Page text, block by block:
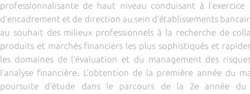
professionnalisante de haut niveau conduisant à
d’encadrement et de direction au sein d’établissements
au souhait des milieux professionnels à la recherche de
produits et marchés financiers les plus sophistiqués et
les domaines de l’évaluation et du management des
l’analyse financière. L’obtention de la première année du
poursuite d’étude dans le parcours de la 2e année